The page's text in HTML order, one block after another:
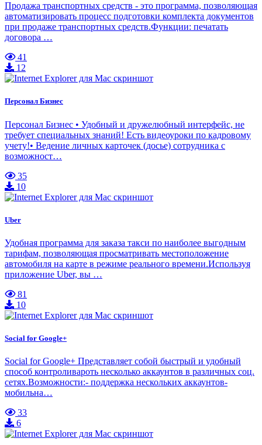
Продажа транспортных средств - это программа, позволяющая
автоматизировать процесс подготовки комплекта документов
при продаже транспортных средств.Функции: печатать
договора …
41
12
Персонал Бизнес
Персонал Бизнес • Удобный и дружелюбный интерфейс, не
требует специальных знаний! Есть видеоуроки по кадровому
учету!• Ведение личных карточек (досье) сотрудника с
возможност…
35
10
Uber
Удобная программа для заказа такси по наиболее выгодным
тарифам, позволяющая просматривать местоположение
автомобиля на карте в режиме реального времени.Используя
приложение Uber, вы …
81
10
Social for Google+
Social for Google+ Представляет собой быстрый и удобный
способ контроливароть несколько аккаунтов в различных соц.
сетях.Возможности:- поддержка нескольких аккаунтов-
мобильна…
33
6